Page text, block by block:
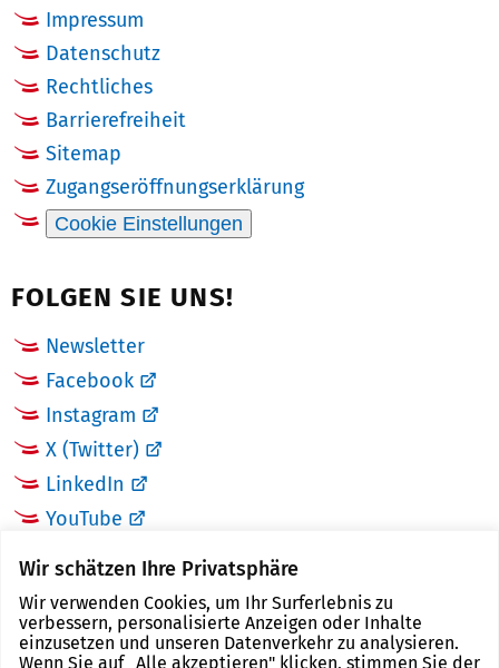
Wir schätzen Ihre Privatsphäre
Wir verwenden Cookies, um Ihr Surferlebnis zu
verbessern, personalisierte Anzeigen oder Inhalte
einzusetzen und unseren Datenverkehr zu analysieren.
Wenn Sie auf „Alle akzeptieren" klicken, stimmen Sie der
Impressum
Datenschutz
Rechtliches
Barrierefreiheit
Sitemap
Zugangseröffnungserklärung
Cookie Einstellungen
FOLGEN SIE UNS!
Newsletter
Facebook
Instagram
X (Twitter)
LinkedIn
YouTube
LINKS
Landkreis Zwickau